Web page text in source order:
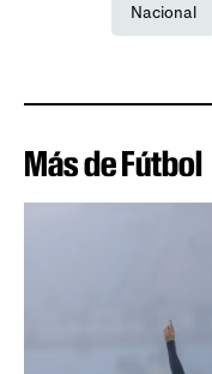
Nacional
Más de Fútbol